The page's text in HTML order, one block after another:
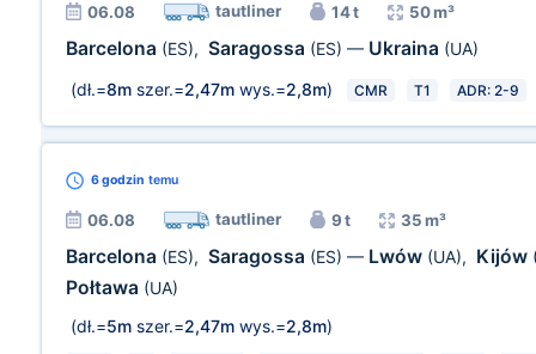
06.08 tautliner 14 t 50 m³
Barcelona (ES), Saragossa (ES) — Ukraina (UA)
(dł.=8m szer.=2,47m wys.=2,8m) CMR T1 ADR: 2-9
6 godzin temu
06.08 tautliner 9 t 35 m³
Barcelona (ES), Saragossa (ES) — Lwów (UA), Kijów
Połtawa (UA)
(dł.=5m szer.=2,47m wys.=2,8m)